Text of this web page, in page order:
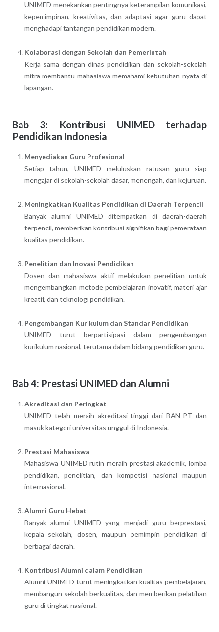
UNIMED menekankan pentingnya keterampilan komunikasi,
kepemimpinan, kreativitas, dan adaptasi agar guru dapat
menghadapi tantangan pendidikan modern.
Kolaborasi dengan Sekolah dan Pemerintah
Kerja sama dengan dinas pendidikan dan sekolah-sekolah
mitra membantu mahasiswa memahami kebutuhan nyata di
lapangan.
Bab 3: Kontribusi UNIMED terhadap
Pendidikan Indonesia
Menyediakan Guru Profesional
Setiap tahun, UNIMED meluluskan ratusan guru siap
mengajar di sekolah-sekolah dasar, menengah, dan kejuruan.
Meningkatkan Kualitas Pendidikan di Daerah Terpencil
Banyak alumni UNIMED ditempatkan di daerah-daerah
terpencil, memberikan kontribusi signifikan bagi pemerataan
kualitas pendidikan.
Penelitian dan Inovasi Pendidikan
Dosen dan mahasiswa aktif melakukan penelitian untuk
mengembangkan metode pembelajaran inovatif, materi ajar
kreatif, dan teknologi pendidikan.
Pengembangan Kurikulum dan Standar Pendidikan
UNIMED turut berpartisipasi dalam pengembangan
kurikulum nasional, terutama dalam bidang pendidikan guru.
Bab 4: Prestasi UNIMED dan Alumni
Akreditasi dan Peringkat
UNIMED telah meraih akreditasi tinggi dari BAN-PT dan
masuk kategori universitas unggul di Indonesia.
Prestasi Mahasiswa
Mahasiswa UNIMED rutin meraih prestasi akademik, lomba
pendidikan, penelitian, dan kompetisi nasional maupun
internasional.
Alumni Guru Hebat
Banyak alumni UNIMED yang menjadi guru berprestasi,
kepala sekolah, dosen, maupun pemimpin pendidikan di
berbagai daerah.
Kontribusi Alumni dalam Pendidikan
Alumni UNIMED turut meningkatkan kualitas pembelajaran,
membangun sekolah berkualitas, dan memberikan pelatihan
guru di tingkat nasional.